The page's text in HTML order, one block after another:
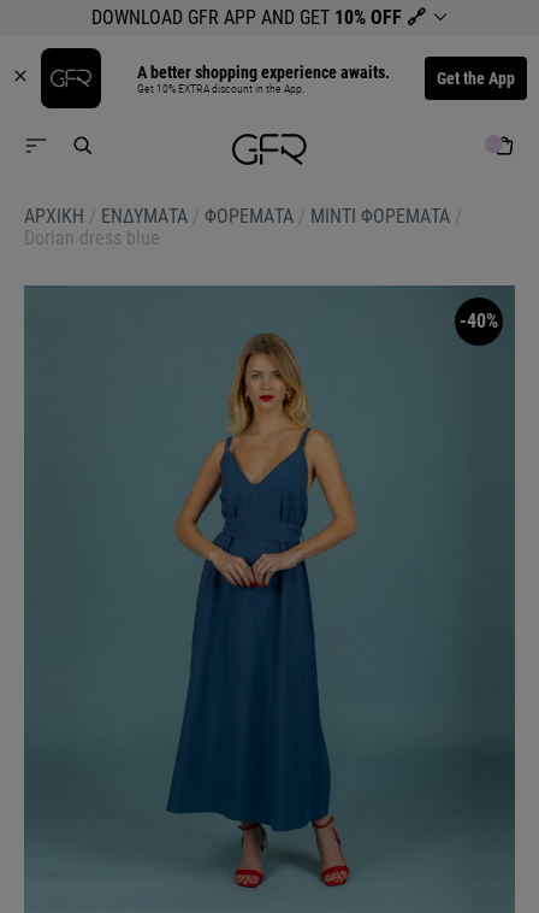
DOWNLOAD GFR APP AND GET 10% OFF 🔗
A better shopping experience awaits.
Get 10% EXTRA discount in the App. Get the App
ΑΡΧΙΚΉ / ΕΝΔΥΜΑΤΑ / ΦΟΡΕΜΑΤΑ / ΜΙΝΤΙ ΦΟΡΕΜΑΤΑ /
Dorian dress blue
-40%